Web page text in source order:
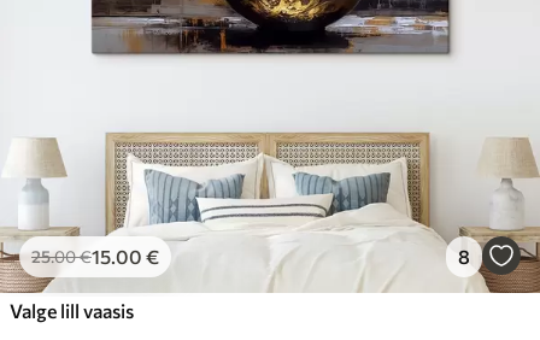
25.00€15.00 € 8
Valge lill vaasis